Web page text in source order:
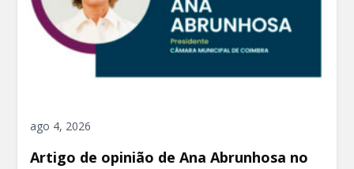
ago 4, 2026
Artigo de opinião de Ana Abrunhosa no